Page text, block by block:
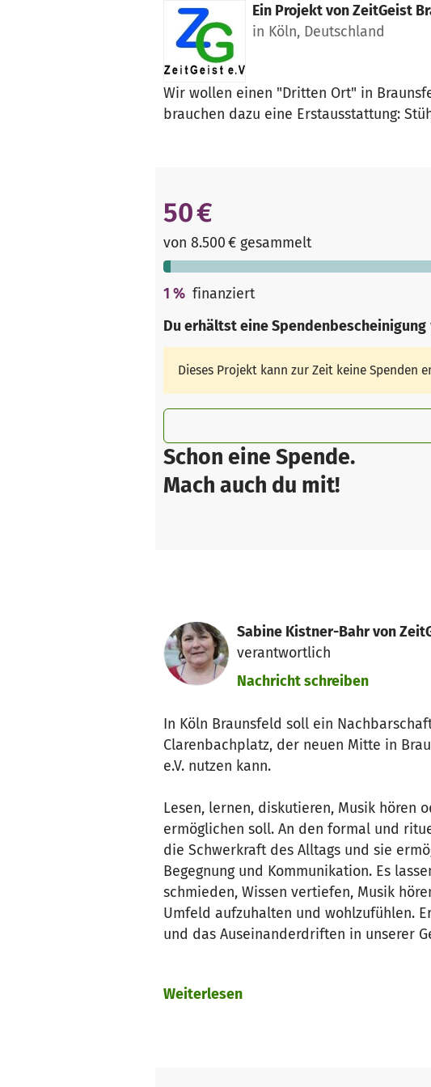
Ein Projekt vonZeitGeist
in Köln, Deutschland
Wir wollen einen "Dritten Ort" in
brauchen dazu eine Erstausstattung:
Schon eine Spende.
Mach auch du mit!
50 €
von 8.500 € gesammelt
1 % finanziert
Du erhältst eine Spendenbescheinigung
Dieses Projekt kann zur Zeit keine Spenden
Sabine Kistner-Bahr von
verantwortlich
Nachricht schreiben
In Köln Braunsfeld soll ein
Clarenbachplatz, der neuen Mitte in
e.V. nutzen kann.
Lesen, lernen, diskutieren, Musik hören
ermöglichen soll. An den formal und
die Schwerkraft des Alltags und sie
Begegnung und Kommunikation. Es
schmieden, Wissen vertiefen, Musik
Umfeld aufzuhalten und wohlzufühlen.
und das Auseinanderdriften in unserer
Dargebotene genießen.
Bisher wird alle Arbeit des Vereins
Weiterlesen